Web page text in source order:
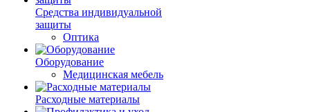
Средства индивидуальной
защиты
Оптика
Оборудование
Медицинская мебель
Расходные материалы